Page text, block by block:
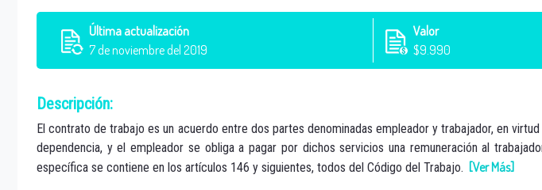
Última actualización
7 de noviembre del 2019
Valor
$9.990
Descripción:
El contrato de trabajo es un acuerdo entre dos partes denominadas empleador y trabajador, en
dependencia, y el empleador se obliga a pagar por dichos servicios una remuneración al
específica se contiene en los artículos 146 y siguientes, todos del Código del Trabajo. [Ver Más]